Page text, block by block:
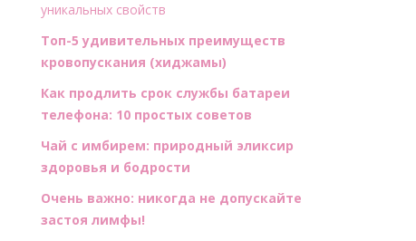
уникальных свойств
Топ-5 удивительных преимуществ
кровопускания (хиджамы)
Как продлить срок службы батареи
телефона: 10 простых советов
Чай с имбирем: природный эликсир
здоровья и бодрости
Очень важно: никогда не допускайте
застоя лимфы!